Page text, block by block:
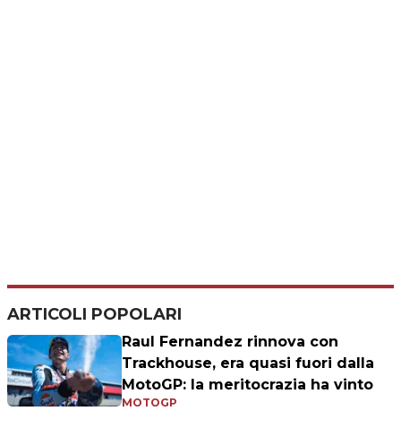
ARTICOLI POPOLARI
Raul Fernandez rinnova con
Trackhouse, era quasi fuori dalla
MotoGP: la meritocrazia ha vinto
MOTOGP